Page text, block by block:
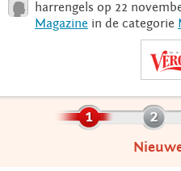
Login
harrengels op 22
Magazine in de categorie